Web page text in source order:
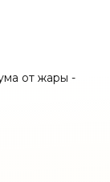
от жары -